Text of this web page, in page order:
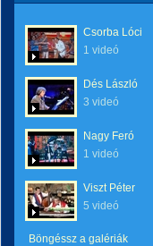
Csorba Lóci
1 videó
Dés László
3 videó
Nagy Feró
1 videó
Viszt Péter
5 videó
Böngéssz a galériák